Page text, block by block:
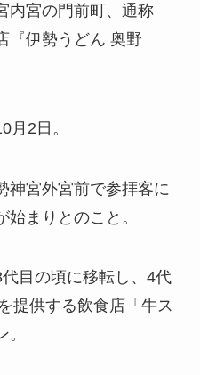
内宮の門前町、通称
『伊勢うどん 奥野
月2日。
神宮外宮前で参拝客に
まりとのこと。
目の頃に移転し、4代
提供する飲食店「牛ス